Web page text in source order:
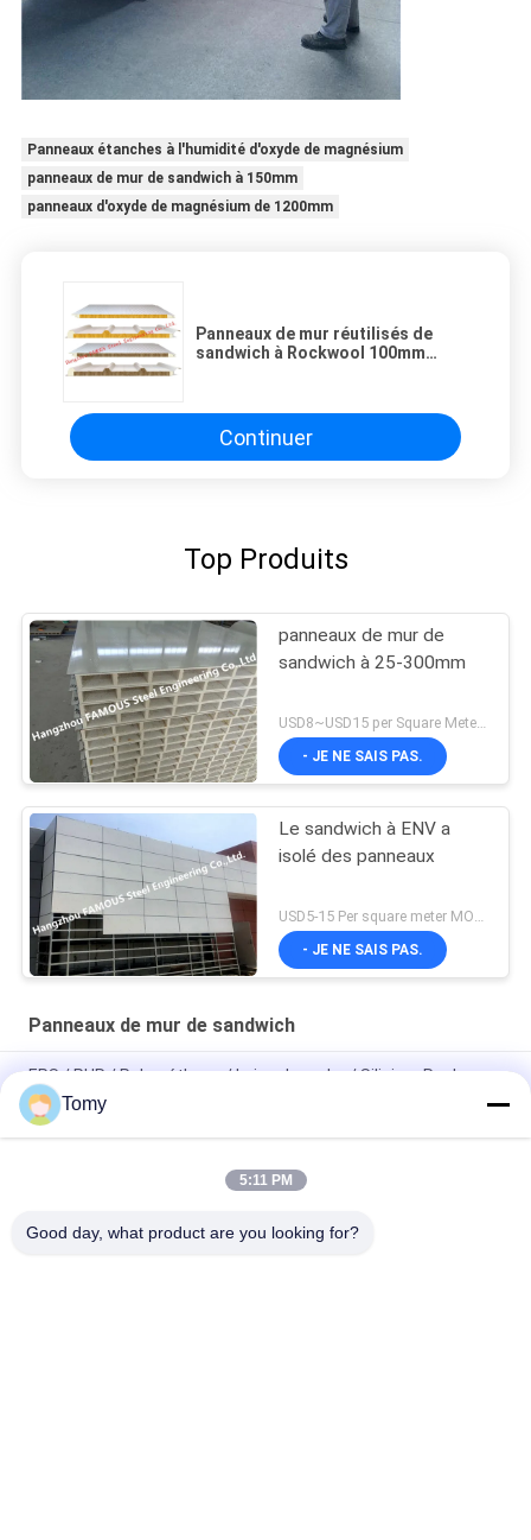
Panneaux étanches à l'humidité d'oxyde de magnésium
panneaux de mur de sandwich à 150mm
panneaux d'oxyde de magnésium de 1200mm
Panneaux de mur réutilisés de
sandwich à Rockwool 100mm
Continuer
Top Produits
panneaux de mur de
sandwich à 25-300mm
USD8~USD15 per Square Meter MOQ:200SQM
- JE NE SAIS PAS.
Le sandwich à ENV a
isolé des panneaux
- JE NE SAIS PAS.
Panneaux de mur de sandwich
EPS / PUR / Polyuréthane / Laine de roche / Silicium Roche
Salle blanche Panneau sandwich isolé résistant au feu
Isolement ignifugé en laine de roche / panneaux muraux en PU
Les panneaux de mur décoratifs de sandwich à pièce
Tomy
5:11 PM
Good day, what product are you looking for?